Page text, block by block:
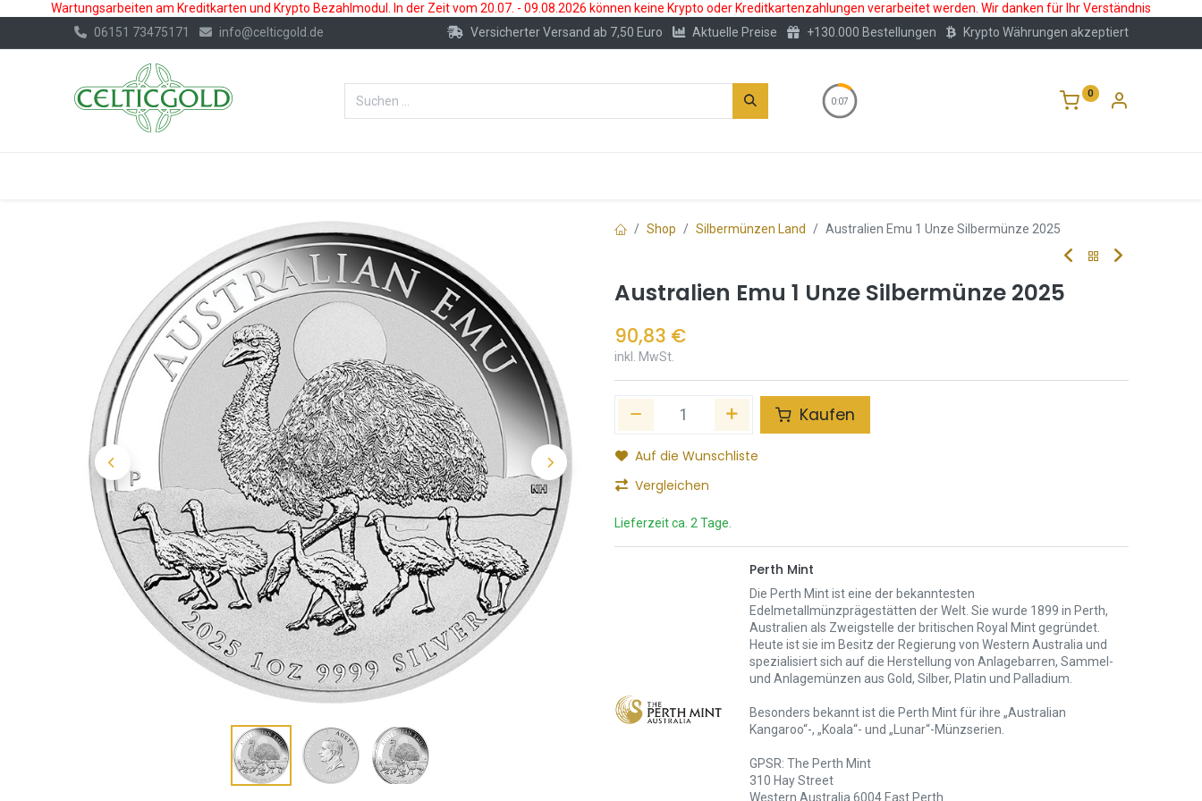
Wartungsarbeiten am Kreditkarten und Krypto Bezahlmodul. In der Zeit vom 20.07. - 09.08.2026 können keine Krypto oder Kreditkartenzahlungen verarbeitet werden. Wir danken für Ihr Verständnis
06151 73475171
info@celticgold.de Versicherter Versand ab 7,50 Euro Aktuelle Preise +130.000 Bestellungen Krypto Währungen akzeptiert
0:06
0
Shop Silbermünzen Land Australien Emu 1 Unze Silbermünze 2025
Australien Emu 1 Unze Silbermünze 2025
90,83 €
inkl. MwSt.
Kaufen
Auf die Wunschliste
Vergleichen
Lieferzeit ca. 2 Tage.
Perth Mint
Die Perth Mint ist eine der bekanntesten
Edelmetallmünzprägestätten der Welt. Sie wurde 1899 in Perth,
Australien als Zweigstelle der britischen Royal Mint gegründet.
Heute ist sie im Besitz der Regierung von Western Australia und
spezialisiert sich auf die Herstellung von Anlagebarren, Sammel-
und Anlagemünzen aus Gold, Silber, Platin und Palladium.
Besonders bekannt ist die Perth Mint für ihre „Australian
Kangaroo“-, „Koala“- und „Lunar“-Münzserien.
GPSR: The Perth Mint
310 Hay Street
Western Australia 6004 East Perth